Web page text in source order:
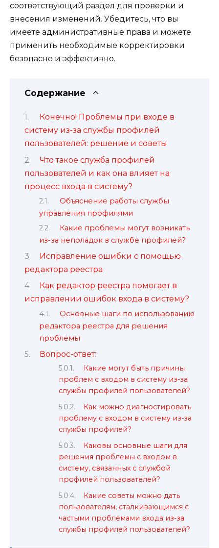
соответствующий раздел для проверки и
внесения изменений. Убедитесь, что вы
имеете административные права и можете
применить необходимые корректировки
безопасно и эффективно.
Содержание
Конечно! Проблемы при входе в
систему из-за службы профилей
пользователей: решение и советы
Что такое служба профилей
пользователей и как она влияет на
процесс входа в систему?
Объяснение работы службы
управления профилями
Какие проблемы могут возникать
из-за неполадок в службе профилей?
Исправление ошибки с помощью
редактора реестра
Как редактор реестра помогает в
исправлении ошибок входа в систему?
Основные шаги по использованию
редактора реестра для решения
проблемы
Вопрос-ответ:
Какие могут быть причины
проблем с входом в систему из-за
службы профилей пользователей?
Как можно диагностировать
проблему с входом в систему из-за
службы профилей?
Каковы основные шаги для
решения проблемы с входом в
систему, связанных с службой
профилей пользователей?
Какие советы можно дать
пользователям, сталкивающимся с
частыми проблемами входа из-за
службы профилей пользователей?